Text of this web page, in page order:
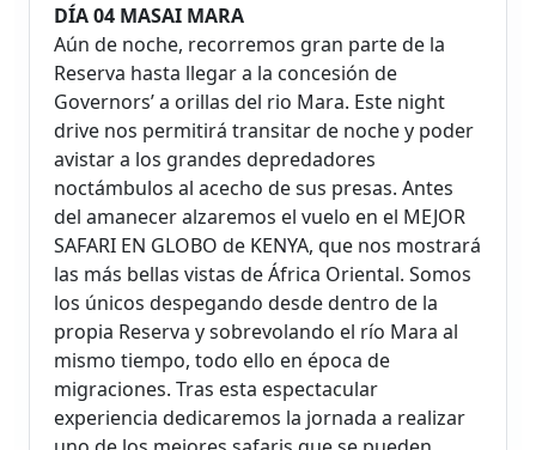
DÍA 04 MASAI MARA
Aún de noche, recorremos gran parte de la
Reserva hasta llegar a la concesión de
Governors’ a orillas del rio Mara. Este night
drive nos permitirá transitar de noche y poder
avistar a los grandes depredadores
noctámbulos al acecho de sus presas. Antes
del amanecer alzaremos el vuelo en el MEJOR
SAFARI EN GLOBO de KENYA, que nos mostrará
las más bellas vistas de África Oriental. Somos
los únicos despegando desde dentro de la
propia Reserva y sobrevolando el río Mara al
mismo tiempo, todo ello en época de
migraciones. Tras esta espectacular
experiencia dedicaremos la jornada a realizar